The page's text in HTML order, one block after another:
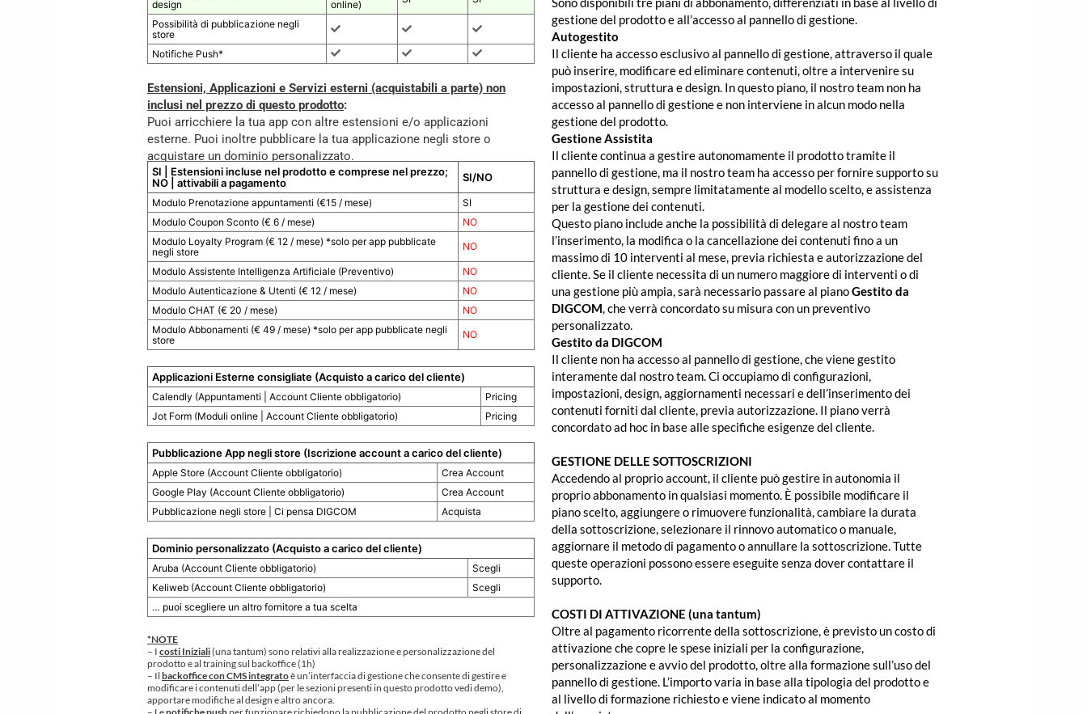
design
online)
Possibilità di pubblicazione negli
store
Notifiche Push*
Estensioni, Applicazioni e Servizi esterni (acquistabili a parte) non
inclusi nel prezzo di questo prodotto:
Puoi arricchiere la tua app con altre estensioni e/o applicazioni
esterne. Puoi inoltre pubblicare la tua applicazione negli store o
acquistare un dominio personalizzato.
SI | Estensioni incluse nel prodotto e comprese nel prezzo;
NO | attivabili a pagamento
SI/NO
Modulo Prenotazione appuntamenti (€15 / mese)
SI
Modulo Coupon Sconto (€ 6 / mese)
NO
Modulo Loyalty Program (€ 12 / mese) *solo per app pubblicate
negli store
NO
Modulo Assistente Intelligenza Artificiale (Preventivo)
NO
Modulo Autenticazione & Utenti (€ 12 / mese)
NO
Modulo CHAT (€ 20 / mese)
NO
Modulo Abbonamenti (€ 49 / mese) *solo per app pubblicate negli
store
NO
Applicazioni Esterne consigliate (Acquisto a carico del cliente)
Calendly (Appuntamenti | Account Cliente obbligatorio)
Pricing
Jot Form (Moduli online | Account Cliente obbligatorio)
Pricing
Pubblicazione App negli store (Iscrizione account a carico del cliente)
Apple Store (Account Cliente obbligatorio)
Crea Account
Google Play (Account Cliente obbligatorio)
Crea Account
Pubblicazione negli store | Ci pensa DIGCOM
Acquista
Dominio personalizzato (Acquisto a carico del cliente)
Aruba (Account Cliente obbligatorio)
Scegli
Keliweb (Account Cliente obbligatorio)
Scegli
… puoi scegliere un altro fornitore a tua scelta
*NOTE
– Icosti Iniziali(una tantum) sono relativi alla realizzazione e personalizzazione del
prodotto e al training sul backoffice (1h)
– Ilbackoffice con CMS integratoè un’interfaccia di gestione che consente di gestire e
modificare i contenuti dell’app (per le sezioni presenti in questo prodotto vedi demo),
apportare modifiche al design e altro ancora.
gestione del prodotto e all’accesso al pannello di gestione.
Autogestito
Il cliente ha accesso esclusivo al pannello di gestione, attraverso il quale
può inserire, modificare ed eliminare contenuti, oltre a intervenire su
impostazioni, struttura e design. In questo piano, il nostro team non ha
accesso al pannello di gestione e non interviene in alcun modo nella
gestione del prodotto.
Gestione Assistita
Il cliente continua a gestire autonomamente il prodotto tramite il
pannello di gestione, ma il nostro team ha accesso per fornire supporto su
struttura e design, sempre limitatamente al modello scelto, e assistenza
per la gestione dei contenuti.
Questo piano include anche la possibilità di delegare al nostro team
l’inserimento, la modifica o la cancellazione dei contenuti fino a un
massimo di 10 interventi al mese, previa richiesta e autorizzazione del
cliente. Se il cliente necessita di un numero maggiore di interventi o di
una gestione più ampia, sarà necessario passare al pianoGestito da
DIGCOM, che verrà concordato su misura con un preventivo
personalizzato.
Gestito da DIGCOM
Il cliente non ha accesso al pannello di gestione, che viene gestito
interamente dal nostro team. Ci occupiamo di configurazioni,
impostazioni, design, aggiornamenti necessari e dell’inserimento dei
contenuti forniti dal cliente, previa autorizzazione. Il piano verrà
concordato ad hoc in base alle specifiche esigenze del cliente.
GESTIONE DELLE SOTTOSCRIZIONI
Accedendo al proprio account, il cliente può gestire in autonomia il
proprio abbonamento in qualsiasi momento. È possibile modificare il
piano scelto, aggiungere o rimuovere funzionalità, cambiare la durata
della sottoscrizione, selezionare il rinnovo automatico o manuale,
aggiornare il metodo di pagamento o annullare la sottoscrizione. Tutte
queste operazioni possono essere eseguite senza dover contattare il
supporto.
COSTI DI ATTIVAZIONE (una tantum)
Oltre al pagamento ricorrente della sottoscrizione, è previsto un costo di
attivazione che copre le spese iniziali per la configurazione,
personalizzazione e avvio del prodotto, oltre alla formazione sull’uso del
pannello di gestione. L’importo varia in base alla tipologia del prodotto e
al livello di formazione richiesto e viene indicato al momento